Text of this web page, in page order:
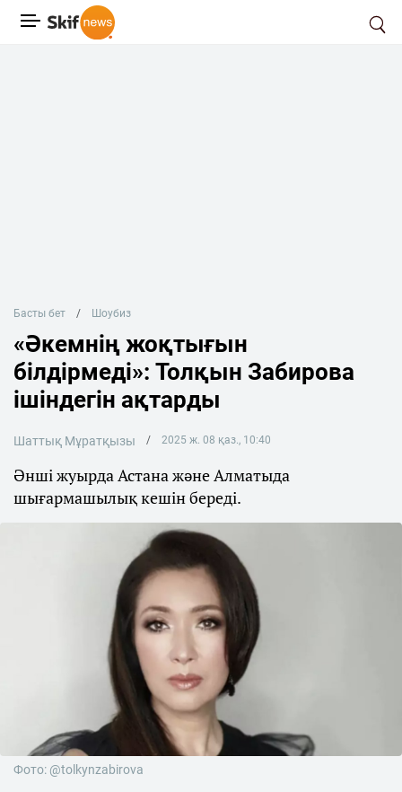
Басты бет Шоубиз
«Әкемнің жоқтығын
білдірмеді»: Толқын Забирова
ішіндегін ақтарды
Шаттық Мұратқызы 2025 ж. 08 қаз., 10:40
Әнші жуырда Астана және Алматыда
шығармашылық кешін береді.
Фото: @tolkynzabirova